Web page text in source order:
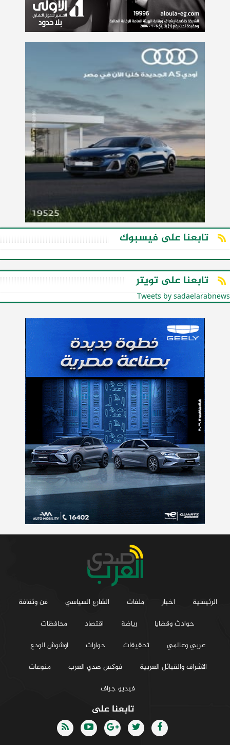
تابعنا على فيسبوك
تابعنا على تويتر
Tweets by sadaelarabnews
الرئيسية اخبار ملفات الشارع السياسي
فن وثقافة
حوادث وقضايا
رياضة اقتصاد
محافظات
عربي وعالمي
تحقيقات حوارات
اوشوش الودع
الاشراف والقبائل العربية
فوكس صدي العرب
منوعات
فيديو جراف
تابعنا على